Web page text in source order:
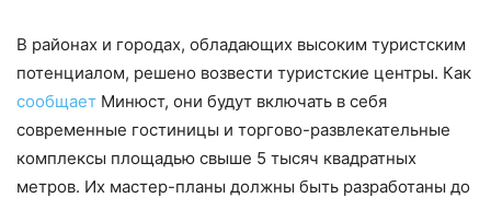
В районах и городах, обладающих высоким туристским
потенциалом, решено возвести туристские центры. Как
сообщает Минюст, они будут включать в себя
современные гостиницы и торгово-развлекательные
комплексы площадью свыше 5 тысяч квадратных
метров. Их мастер-планы должны быть разработаны до